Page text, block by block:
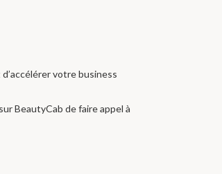
votre business
BeautyCab de faire appel à